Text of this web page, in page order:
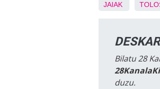
JAIAK
Bilatu 28
duzu.